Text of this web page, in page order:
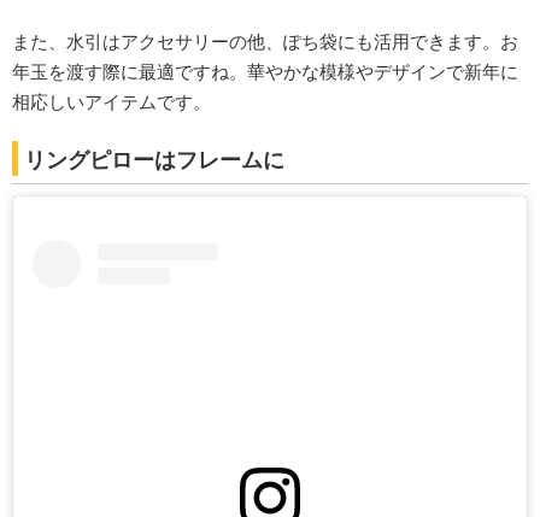
また、水引はアクセサリーの他、ぽち袋にも活用できます。お
年玉を渡す際に最適ですね。華やかな模様やデザインで新年に
相応しいアイテムです。
リングピローはフレームに